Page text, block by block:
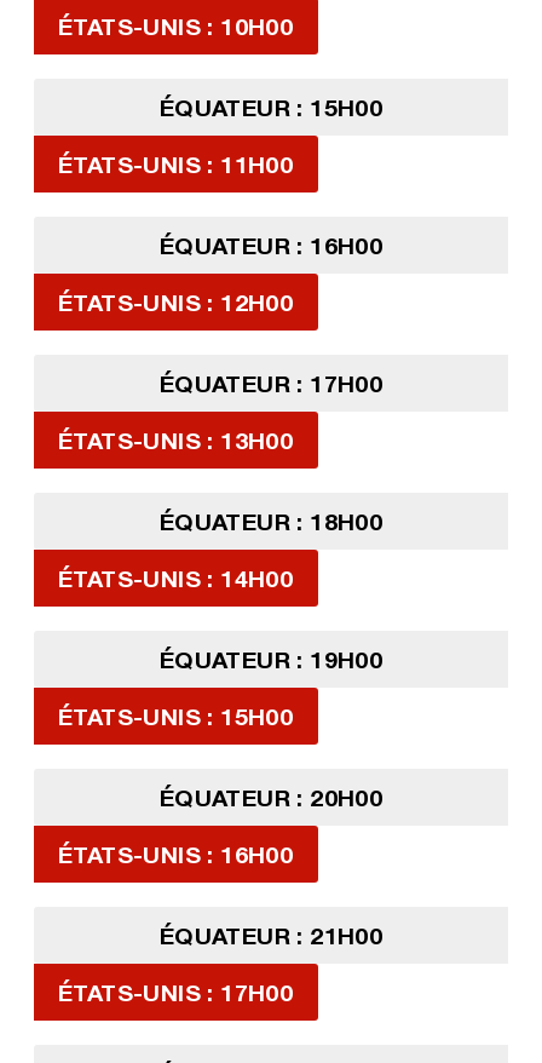
ÉTATS-UNIS : 10H00
ÉQUATEUR : 15H00
ÉTATS-UNIS : 11H00
ÉQUATEUR : 16H00
ÉTATS-UNIS : 12H00
ÉQUATEUR : 17H00
ÉTATS-UNIS : 13H00
ÉQUATEUR : 18H00
ÉTATS-UNIS : 14H00
ÉQUATEUR : 19H00
ÉTATS-UNIS : 15H00
ÉQUATEUR : 20H00
ÉTATS-UNIS : 16H00
ÉQUATEUR : 21H00
ÉTATS-UNIS : 17H00